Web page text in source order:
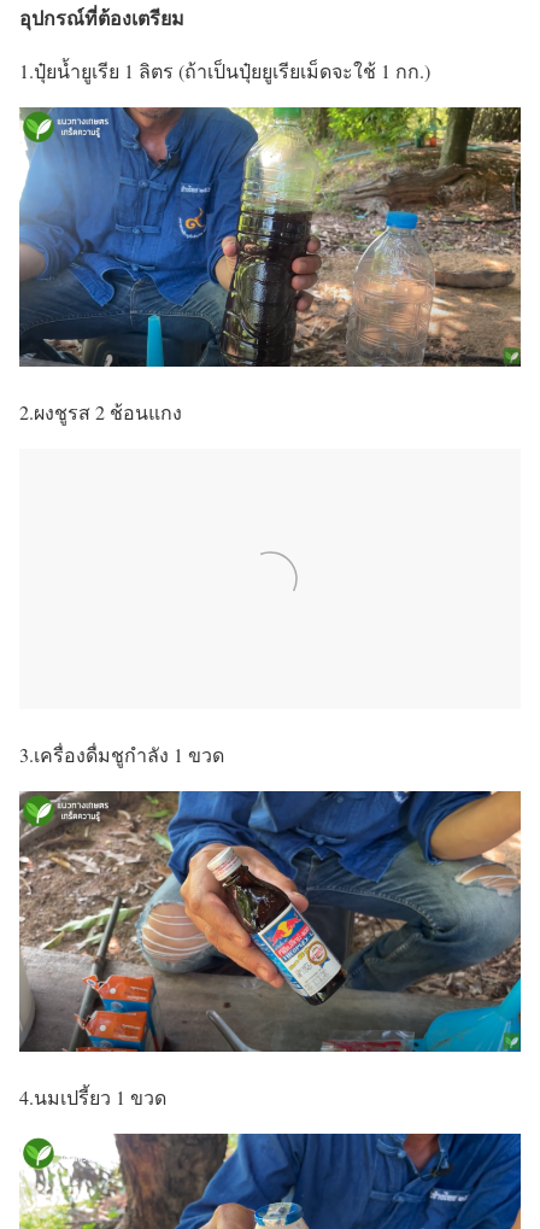
อุปกรณ์ที่ต้องเตรียม
1.ปุ๋ยน้ำยูเรีย 1 ลิตร (ถ้าเป็นปุ๋ยยูเรียเม็ดจะใช้ 1 กก.)
2.ผงชูรส 2 ช้อนแกง
3.เครื่องดื่มชูกำลัง 1 ขวด
4.นมเปรี้ยว 1 ขวด